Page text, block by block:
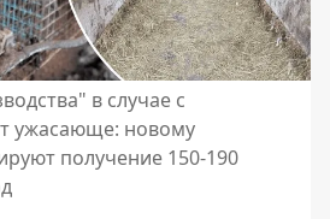
в случае с
ужасающе: новому
получение 150-190